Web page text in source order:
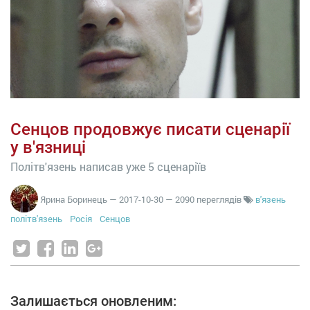
Сенцов продовжує писати сценарії
у в'язниці
Політв'язень написав уже 5 сценаріїв
Ярина Боринець — 2017-10-30 — 2090 переглядів
в'язень
політв'язень
Росія Сенцов
Залишається оновленим: